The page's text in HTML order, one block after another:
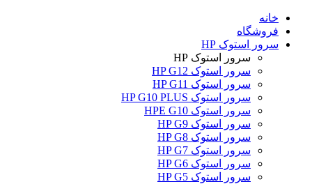
خانه
فروشگاه
سرور استوک HP
سرور استوک HP
سرور استوک HP G12
سرور استوک HP G11
سرور استوک HP G10 PLUS
سرور استوک HPE G10
سرور استوک HP G9
سرور استوک HP G8
سرور استوک HP G7
سرور استوک HP G6
سرور استوک HP G5